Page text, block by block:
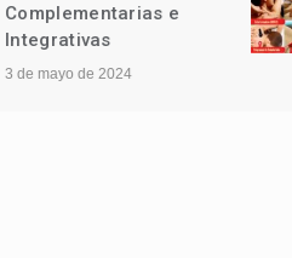
Complementarias e
Integrativas
3 de mayo de 2024